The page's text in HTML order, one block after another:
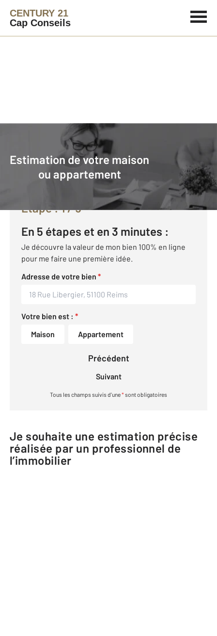
CENTURY 21
Cap Conseils
Estimation de votre maison
ou appartement
Vendre avec CENTURY 21 Cap Conseils
Faire estimer son bien avec
CENTURY 21 :
Etape :1/ 5
En 5 étapes et en 3 minutes :
Je découvre la valeur de mon bien 100% en ligne
pour me faire une première idée.
Adresse de votre bien *
Votre bien est : *
Maison
Appartement
Précédent
Suivant
Tous les champs suivis d’une*sont obligatoires
Je souhaite une estimation précise
réalisée par un professionnel de
l’immobilier